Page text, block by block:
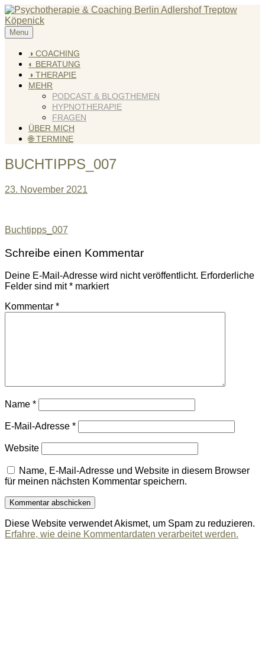
Skip
to
content
KREATIV & GELÖST
Andreas Scholz (HPP) Kreativ Coach & Heilpraktiker für
Psychotherapie
Menu
◑ COACHING
◐ BERATUNG
◑ THERAPIE
MEHR
PODCAST & BLOGTHEMEN
HYPNOTHERAPIE
FRAGEN
ÜBER MICH
🌐 TERMINE
BUCHTIPPS_007
23. November 2021
Beitragsnavigation
Buchtipps_007
Schreibe einen Kommentar
Deine E-Mail-Adresse wird nicht veröffentlicht. Erforderliche
Felder sind mit* markiert
Kommentar *
Name *
E-Mail-Adresse *
Website
Name, E-Mail-Adresse und Website in diesem Browser
für meinen nächsten Kommentar speichern.
Diese Website verwendet Akismet, um Spam zu reduzieren.
Erfahre, wie deine Kommentardaten verarbeitet werden.